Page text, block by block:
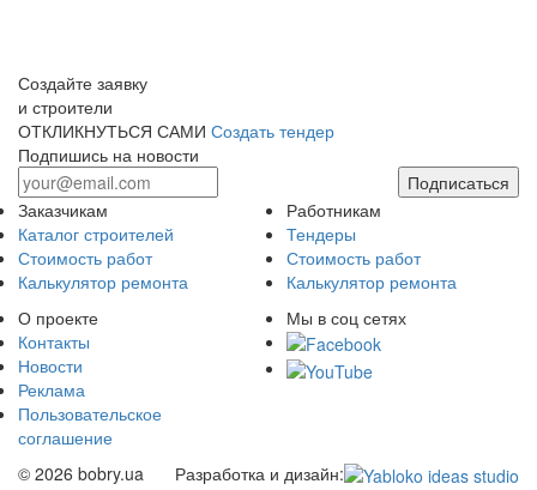
Создайте заявку
и строители
ОТКЛИКНУТЬСЯ САМИ Создать тендер
Подпишись на новости
Подписаться
Заказчикам
Каталог строителей
Стоимость работ
Калькулятор ремонта
Работникам
Тендеры
Стоимость работ
Калькулятор ремонта
О проекте
Контакты
Новости
Реклама
Пользовательское
соглашение
Мы в соц сетях
© 2026 bobry.ua Разработка и дизайн: